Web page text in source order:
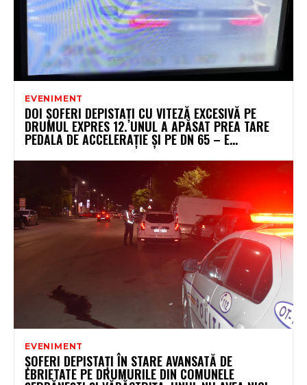
EVENIMENT
DOI ȘOFERI DEPISTAȚI CU VITEZĂ EXCESIVĂ PE
DRUMUL EXPRES 12. UNUL A APĂSAT PREA TARE
PEDALA DE ACCELERAȚIE ȘI PE DN 65 – E...
EVENIMENT
ȘOFERI DEPISTAȚI ÎN STARE AVANSATĂ DE
EBRIETATE PE DRUMURILE DIN COMUNELE